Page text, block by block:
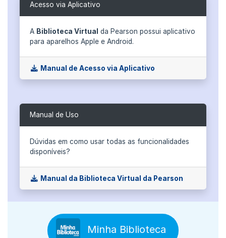
Acesso via Aplicativo
A Biblioteca Virtual da Pearson possui aplicativo
para aparelhos Apple e Android.
Manual de Acesso via Aplicativo
Manual de Uso
Dúvidas em como usar todas as funcionalidades
disponíveis?
Manual da Biblioteca Virtual da Pearson
Minha Biblioteca